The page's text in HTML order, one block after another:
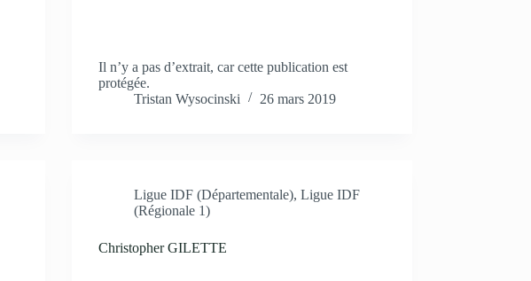
Il n’y a pas d’extrait, car cette publication est
protégée.
Tristan Wysocinski
26 mars 2019
Ligue IDF (Départementale),Ligue IDF
(Régionale 1)
Christopher GILETTE